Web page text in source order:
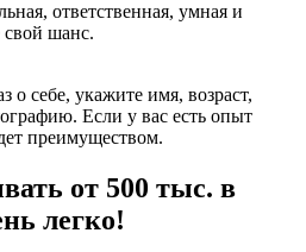
ответственная, умная и
свой шанс.
о себе, укажите имя, возраст,
Если у вас есть опыт
преимуществом.
от 500 тыс. в
легко!